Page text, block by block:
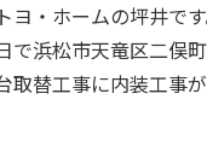
ヨ・ホームの坪井です
で浜松市天竜区二俣
取替工事に内装工事が